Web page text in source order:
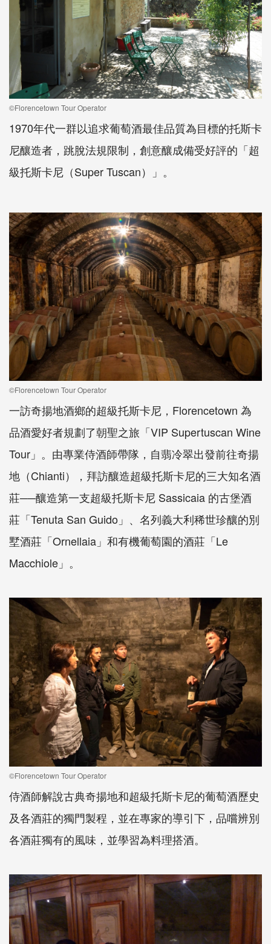
©Florencetown Tour Operator
1970年代一群以追求葡萄酒最佳品質為目標的托斯卡
尼釀造者，跳脫法規限制，創意釀成備受好評的「超
級托斯卡尼（Super Tuscan）」。
©Florencetown Tour Operator
一訪奇揚地酒鄉的超級托斯卡尼，Florencetown 為
品酒愛好者規劃了朝聖之旅「VIP Supertuscan Wine
Tour」。由專業侍酒師帶隊，自翡冷翠出發前往奇揚
地（Chianti），拜訪釀造超級托斯卡尼的三大知名酒
莊──釀造第一支超級托斯卡尼 Sassicaia 的古堡酒
莊「Tenuta San Guido」、名列義大利稀世珍釀的別
墅酒莊「Ornellaia」和有機葡萄園的酒莊「Le
Macchiole」。
©Florencetown Tour Operator
侍酒師解說古典奇揚地和超級托斯卡尼的葡萄酒歷史
及各酒莊的獨門製程，並在專家的導引下，品嚐辨別
各酒莊獨有的風味，並學習為料理搭酒。